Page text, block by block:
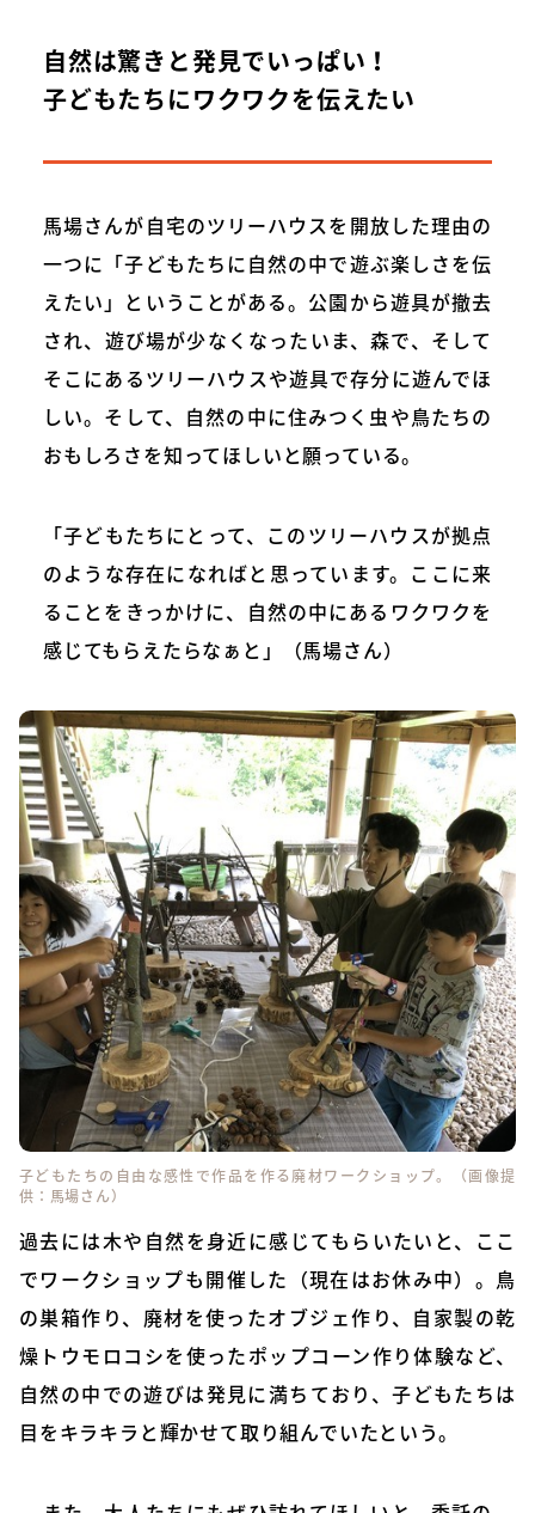
自然は驚きと発見でいっぱい！
子どもたちにワクワクを伝えたい
馬場さんが自宅のツリーハウスを開放した理由の
一つに「子どもたちに自然の中で遊ぶ楽しさを伝
えたい」ということがある。公園から遊具が撤去
され、遊び場が少なくなったいま、森で、そして
そこにあるツリーハウスや遊具で存分に遊んでほ
しい。そして、自然の中に住みつく虫や鳥たちの
おもしろさを知ってほしいと願っている。
「子どもたちにとって、このツリーハウスが拠点
のような存在になればと思っています。ここに来
ることをきっかけに、自然の中にあるワクワクを
感じてもらえたらなぁと」（馬場さん）
子どもたちの自由な感性で作品を作る廃材ワークショップ。（画像提
供：馬場さん）
過去には木や自然を身近に感じてもらいたいと、ここ
でワークショップも開催した（現在はお休み中）。鳥
の巣箱作り、廃材を使ったオブジェ作り、自家製の乾
燥トウモロコシを使ったポップコーン作り体験など、
自然の中での遊びは発見に満ちており、子どもたちは
目をキラキラと輝かせて取り組んでいたという。